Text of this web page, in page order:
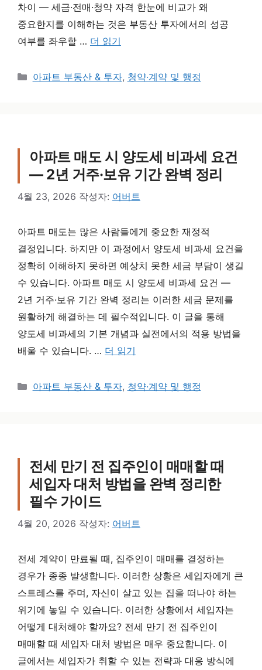
차이 — 세금·전매·청약 자격 한눈에 비교가 왜
중요한지를 이해하는 것은 부동산 투자에서의 성공
여부를 좌우할 … 더 읽기
카테고리
아파트 부동산 & 투자, 청약·계약 및 행정
아파트 매도 시 양도세 비과세 요건
— 2년 거주·보유 기간 완벽 정리
4월 23, 2026 작성자: 어버트
아파트 매도는 많은 사람들에게 중요한 재정적
결정입니다. 하지만 이 과정에서 양도세 비과세 요건을
정확히 이해하지 못하면 예상치 못한 세금 부담이 생길
수 있습니다. 아파트 매도 시 양도세 비과세 요건 —
2년 거주·보유 기간 완벽 정리는 이러한 세금 문제를
원활하게 해결하는 데 필수적입니다. 이 글을 통해
양도세 비과세의 기본 개념과 실전에서의 적용 방법을
배울 수 있습니다. … 더 읽기
카테고리
아파트 부동산 & 투자, 청약·계약 및 행정
전세 만기 전 집주인이 매매할 때
세입자 대처 방법을 완벽 정리한
필수 가이드
4월 20, 2026 작성자: 어버트
전세 계약이 만료될 때, 집주인이 매매를 결정하는
경우가 종종 발생합니다. 이러한 상황은 세입자에게 큰
스트레스를 주며, 자신이 살고 있는 집을 떠나야 하는
위기에 놓일 수 있습니다. 이러한 상황에서 세입자는
어떻게 대처해야 할까요? 전세 만기 전 집주인이
매매할 때 세입자 대처 방법은 매우 중요합니다. 이
글에서는 세입자가 취할 수 있는 전략과 대응 방식에